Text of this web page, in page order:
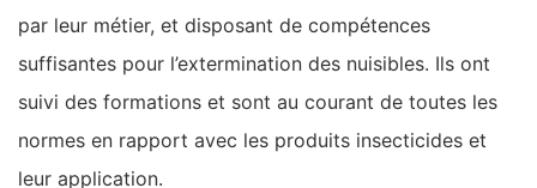
par leur métier, et disposant de compétences
suffisantes pour l’extermination des nuisibles. Ils ont
suivi des formations et sont au courant de toutes les
normes en rapport avec les produits insecticides et
leur application.